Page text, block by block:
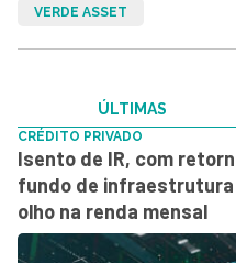
VERDE ASSET
ÚLTIMAS
CRÉDITO PRIVADO
Isento de IR, com
fundo de infraestrutura
olho na renda mensal